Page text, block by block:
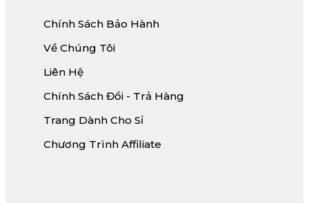
Chính Sách Bảo Hành
Về Chúng Tôi
Liên Hệ
Chính Sách Đổi - Trả Hàng
Trang Dành Cho Sỉ
Chương Trình Affiliate